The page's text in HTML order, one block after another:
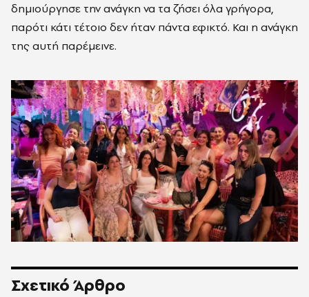
δημιούργησε την ανάγκη να τα ζήσει όλα γρήγορα,
παρότι κάτι τέτοιο δεν ήταν πάντα εφικτό. Και η ανάγκη
της αυτή παρέμεινε.
Σχετικό Άρθρο